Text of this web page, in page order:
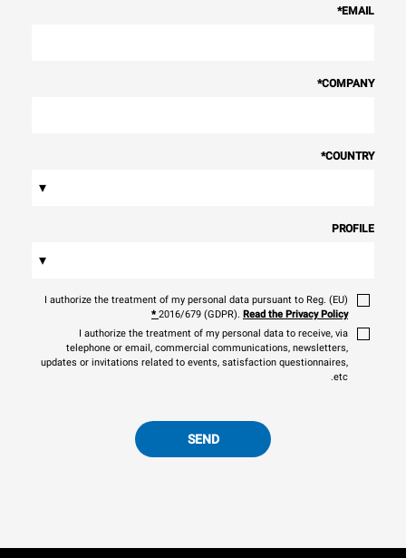
EMAIL
*
COMPANY
*
COUNTRY
*
▾
PROFILE
▾
I authorize the treatment of my personal data pursuant to Reg. (EU)
2016/679 (GDPR). Read the Privacy Policy
*
I authorize the treatment of my personal data to receive, via
telephone or email, commercial communications, newsletters,
updates or invitations related to events, satisfaction questionnaires,
etc.
SEND